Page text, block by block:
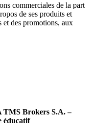
commerciales de la part
de ses produits et
et des promotions, aux
TMS Brokers S.A. –
éducatif